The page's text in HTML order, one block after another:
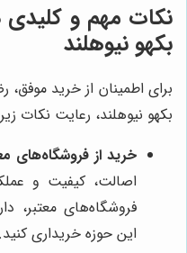
نکات مهم و کلیدی
بکهو نیوهلند
برای اطمینان از خرید
بکهو نیوهلند، رعایت نکات
خرید از فروشگاه‌های
اصالت، کیفیت و
فروشگاه‌های معتبر،
این حوزه خریداری کنید.